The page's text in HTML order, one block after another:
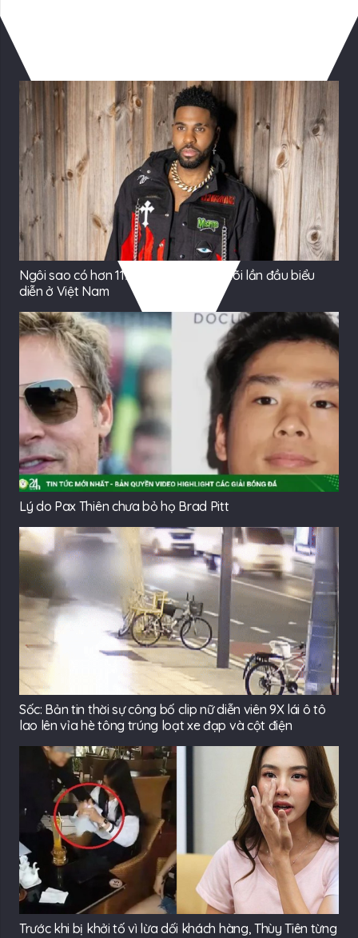
Ngôi sao có hơn 117 triệu người theo dõi lần đầu biểu
diễn ở Việt Nam
Lý do Pax Thiên chưa bỏ họ Brad Pitt
Sốc: Bản tin thời sự công bố clip nữ diễn viên 9X lái ô tô
lao lên vỉa hè tông trúng loạt xe đạp và cột điện
Trước khi bị khởi tố vì lừa dối khách hàng, Thùy Tiên từng